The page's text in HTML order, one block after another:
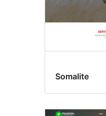
Somalite